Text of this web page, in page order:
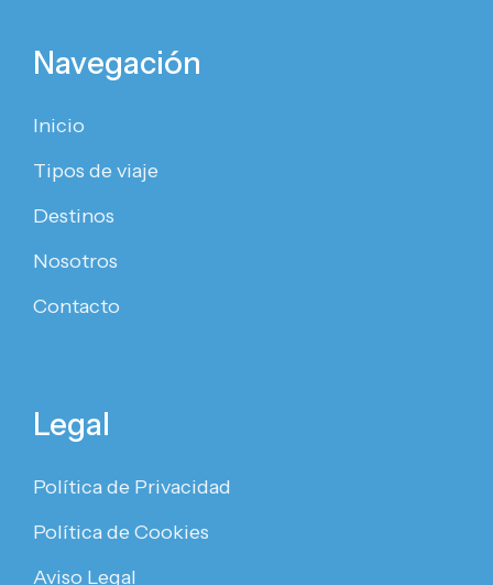
Navegación
Inicio
Tipos de viaje
Destinos
Nosotros
Contacto
Legal
Política de Privacidad
Política de Cookies
Aviso Legal